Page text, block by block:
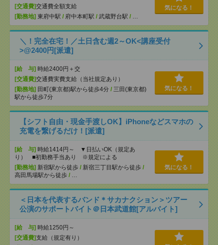
[交通費]交通費全額支給
[勤務地] 東府中駅 / 府中本町駅 / 武蔵野台駅 / …
気になる！
＼！完全在宅！／土日含む週2～OK<講座受付
>@2400円[派遣]
[給 与] 時給2400円＋交
[交通費]交通費実費支給（当社規定あり）
[勤務地] 田町(東京都)駅から徒歩4分 / 三田(東京都)
駅から徒歩7分
気になる！
【シフト自由・現金手渡しOK】iPhoneなどスマホの
充電を繋げるだけ！[派遣]
[給 与] 時給1414円～ ▼日払いOK（規定あ
り） ■初勤務手当あり ※規定による
[勤務地] 新宿駅から徒歩 / 新宿三丁目駅から徒歩 /
高田馬場駅から徒歩 / …
気になる！
＜日本を代表するバンド＊サカナクション＞ツアー
公演のサポートバイト＠日本武道館[アルバイト]
[給 与] 時給1250円～
[交通費]支給（規定有り）